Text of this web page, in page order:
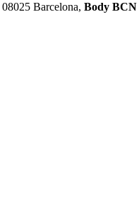
08025 Barcelona, Body BCN